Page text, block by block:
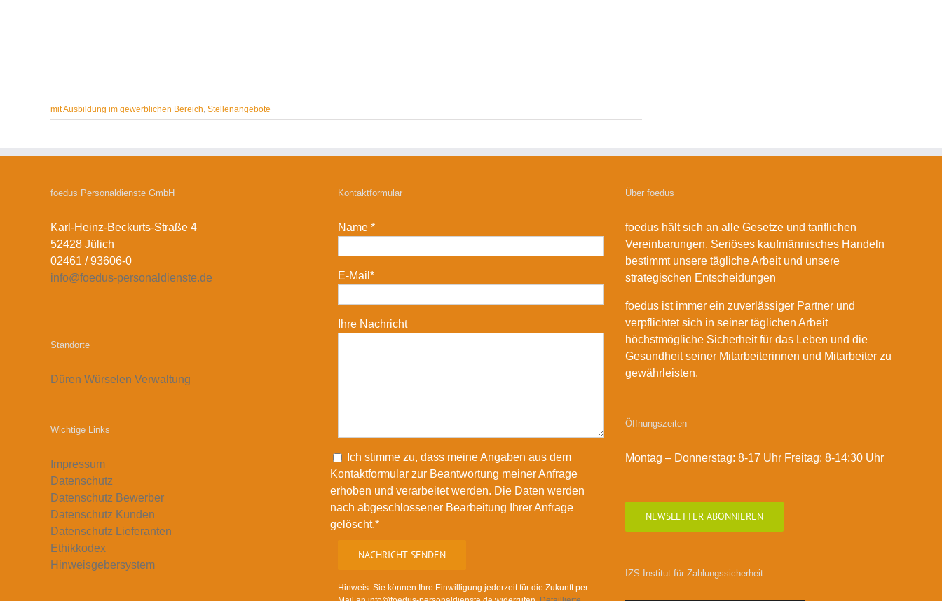
mit Ausbildung im gewerblichen Bereich, Stellenangebote
foedus Personaldienste GmbH
Karl-Heinz-Beckurts-Straße 4
52428 Jülich
02461 / 93606-0
info@foedus-personaldienste.de
Standorte
Düren Würselen Verwaltung
Wichtige Links
Impressum
Datenschutz
Datenschutz Bewerber
Datenschutz Kunden
Datenschutz Lieferanten
Ethikkodex
Hinweisgebersystem
Kontaktformular
Name *
E-Mail*
Ihre Nachricht
Ich stimme zu, dass meine Angaben aus dem
Kontaktformular zur Beantwortung meiner Anfrage
erhoben und verarbeitet werden. Die Daten werden
nach abgeschlossener Bearbeitung Ihrer Anfrage
gelöscht.*
Hinweis: Sie können Ihre Einwilligung jederzeit für die Zukunft per
Über foedus
foedus hält sich an alle Gesetze und tariflichen
Vereinbarungen. Seriöses kaufmännisches Handeln
bestimmt unsere tägliche Arbeit und unsere
strategischen Entscheidungen
foedus ist immer ein zuverlässiger Partner und
verpflichtet sich in seiner täglichen Arbeit
höchstmögliche Sicherheit für das Leben und die
Gesundheit seiner Mitarbeiterinnen und Mitarbeiter zu
gewährleisten.
Öffnungszeiten
Montag – Donnerstag: 8-17 Uhr Freitag: 8-14:30 Uhr
NEWSLETTER ABONNIEREN
IZS Institut für Zahlungssicherheit